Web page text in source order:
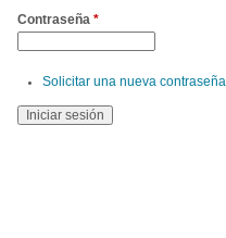
Contraseña *
Solicitar una nueva contraseña